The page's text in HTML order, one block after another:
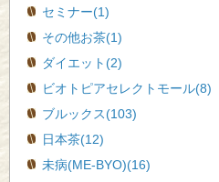
セミナー(1)
その他お茶(1)
ダイエット(2)
ビオトピアセレクトモール(8)
ブルックス(103)
日本茶(12)
未病(ME-BYO)(16)